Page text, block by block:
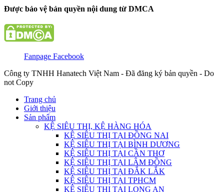
Được bảo vệ bản quyền nội dung từ DMCA
Fanpage Facebook
Công ty TNHH Hanatech Việt Nam - Đã đăng ký bản quyền - Do
not Copy
Trang chủ
Giới thiệu
Sản phẩm
KỆ SIÊU THỊ, KỆ HÀNG HÓA
KỆ SIÊU THỊ TẠI ĐỒNG NAI
KỆ SIÊU THỊ TẠI BÌNH DƯƠNG
KỆ SIÊU THỊ TẠI CẦN THƠ
KỆ SIÊU THỊ TẠI LÂM ĐỒNG
KỆ SIÊU THỊ TẠI ĐẮK LẮK
KỆ SIÊU THỊ TẠI TPHCM
KỆ SIÊU THỊ TẠI LONG AN